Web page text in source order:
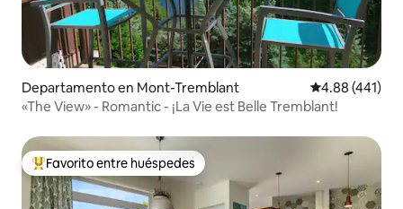
Departamento en Mont-Tremblant Calificación
4.88 (441)
«The View» - Romantic - ¡La Vie est Belle Tremblant!
De los mejores en Favorito entre huéspedes
Favorito entre huéspedes